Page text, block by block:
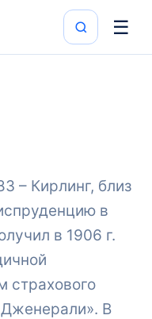
☰
– Кирлинг, близ
в
в 1906 г.
страхового
В